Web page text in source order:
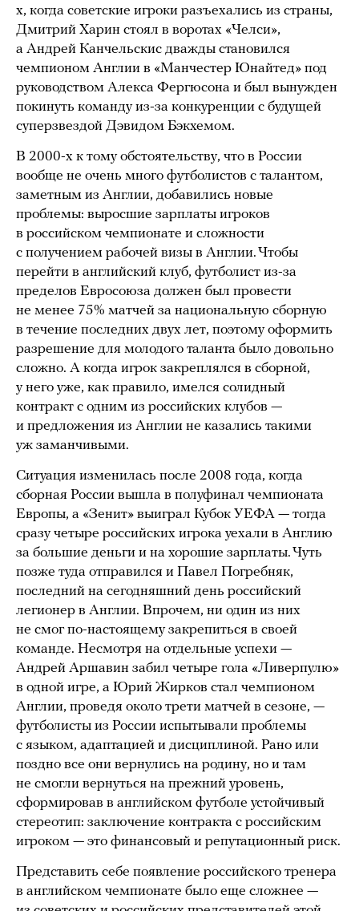
х, когда советские игроки разъехались из страны,
Дмитрий Харин стоял в воротах «Челси»,
а Андрей Канчельскис дважды становился
чемпионом Англии в «Манчестер Юнайтед» под
руководством Алекса Фергюсона и был вынужден
покинуть команду из-за конкуренции с будущей
суперзвездой Дэвидом Бэкхемом.
В 2000-х к тому обстоятельству, что в России
вообще не очень много футболистов с талантом,
заметным из Англии, добавились новые
проблемы: выросшие зарплаты игроков
в российском чемпионате и сложности
с получением рабочей визы в Англии. Чтобы
перейти в английский клуб, футболист из-за
пределов Евросоюза должен был провести
не менее 75% матчей за национальную сборную
в течение последних двух лет, поэтому оформить
разрешение для молодого таланта было довольно
сложно. А когда игрок закреплялся в сборной,
у него уже, как правило, имелся солидный
контракт с одним из российских клубов —
и предложения из Англии не казались такими
уж заманчивыми.
Ситуация изменилась после 2008 года, когда
сборная России вышла в полуфинал чемпионата
Европы, а «Зенит» выиграл Кубок УЕФА — тогда
сразу четыре российских игрока уехали в Англию
за большие деньги и на хорошие зарплаты. Чуть
позже туда отправился и Павел Погребняк,
последний на сегодняшний день российский
легионер в Англии. Впрочем, ни один из них
не смог по-настоящему закрепиться в своей
команде. Несмотря на отдельные успехи —
Андрей Аршавин забил четыре гола «Ливерпулю»
в одной игре, а Юрий Жирков стал чемпионом
Англии, проведя около трети матчей в сезоне, —
футболисты из России испытывали проблемы
с языком, адаптацией и дисциплиной. Рано или
поздно все они вернулись на родину, но и там
не смогли вернуться на прежний уровень,
сформировав в английском футболе устойчивый
стереотип: заключение контракта с российским
игроком — это финансовый и репутационный риск.
Представить себе появление российского тренера
в английском чемпионате было еще сложнее —